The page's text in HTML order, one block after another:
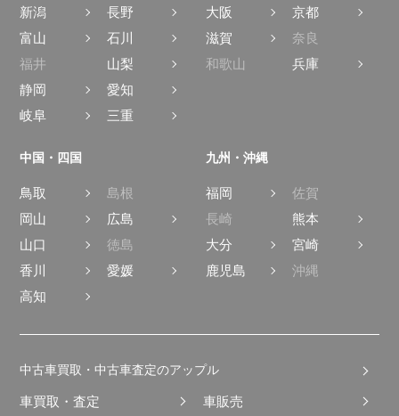
新潟
長野
富山
石川
福井
山梨
静岡
愛知
岐阜
三重
大阪
京都
滋賀
奈良
和歌山
兵庫
中国・四国
鳥取
島根
岡山
広島
山口
徳島
香川
愛媛
高知
九州・沖縄
福岡
佐賀
長崎
熊本
大分
宮崎
鹿児島
沖縄
中古車買取・中古車査定のアップル
車買取・査定 車販売